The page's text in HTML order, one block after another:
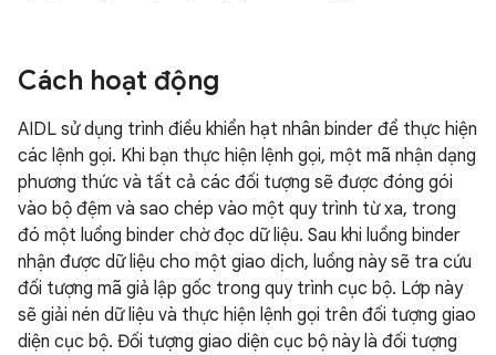
Cách hoạt động
AIDL sử dụng trình điều khiển hạt nhân binder để thực hiện
các lệnh gọi. Khi bạn thực hiện lệnh gọi, một mã nhận dạng
phương thức và tất cả các đối tượng sẽ được đóng gói
vào bộ đệm và sao chép vào một quy trình từ xa, trong
đó một luồng binder chờ đọc dữ liệu. Sau khi luồng binder
nhận được dữ liệu cho một giao dịch, luồng này sẽ tra cứu
đối tượng mã giả lập gốc trong quy trình cục bộ. Lớp này
sẽ giải nén dữ liệu và thực hiện lệnh gọi trên đối tượng giao
diện cục bộ. Đối tượng giao diện cục bộ này là đối tượng